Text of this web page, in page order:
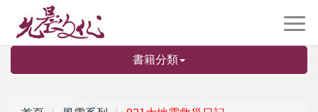
書籍分類